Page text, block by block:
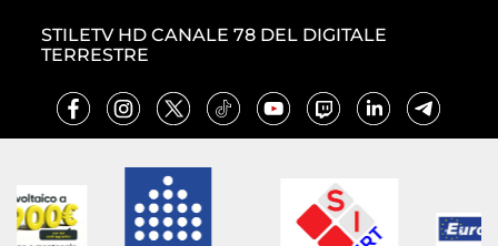
STILETV HD CANALE 78 DEL DIGITALE
TERRESTRE